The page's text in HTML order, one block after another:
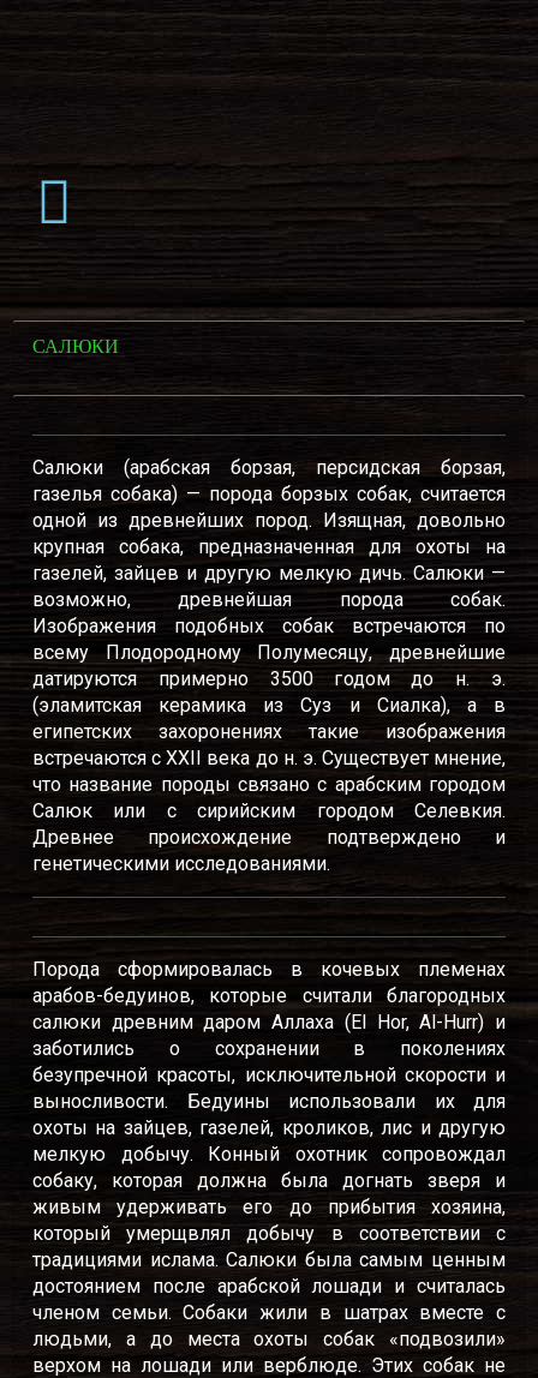
САЛЮКИ
Салюки (арабская борзая, персидская борзая,
газелья собака) — порода борзых собак, считается
одной из древнейших пород. Изящная, довольно
крупная собака, предназначенная для охоты на
газелей, зайцев и другую мелкую дичь. Салюки —
возможно, древнейшая порода собак.
Изображения подобных собак встречаются по
всему Плодородному Полумесяцу, древнейшие
датируются примерно 3500 годом до н. э.
(эламитская керамика из Суз и Сиалка), а в
египетских захоронениях такие изображения
встречаются с XXII века до н. э. Существует мнение,
что название породы связано с арабским городом
Салюк или с сирийским городом Селевкия.
Древнее происхождение подтверждено и
генетическими исследованиями.
Порода сформировалась в кочевых племенах
арабов-бедуинов, которые считали благородных
салюки древним даром Аллаха (El Hor, Al-Hurr) и
заботились о сохранении в поколениях
безупречной красоты, исключительной скорости и
выносливости. Бедуины использовали их для
охоты на зайцев, газелей, кроликов, лис и другую
мелкую добычу. Конный охотник сопровождал
собаку, которая должна была догнать зверя и
живым удерживать его до прибытия хозяина,
который умерщвлял добычу в соответствии с
традициями ислама. Салюки была самым ценным
достоянием после арабской лошади и считалась
членом семьи. Собаки жили в шатрах вместе с
людьми, а до места охоты собак «подвозили»
верхом на лошади или верблюде. Этих собак не